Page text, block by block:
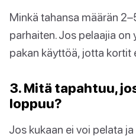
Minkä tahansa määrän
parhaiten. Jos pelaajia on
pakan käyttöä, jotta kortit
3. Mitä tapahtuu,
loppuu?
Jos kukaan ei voi pelata